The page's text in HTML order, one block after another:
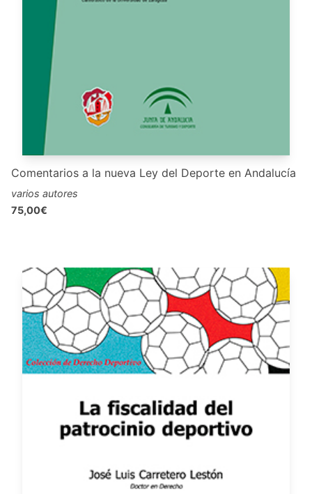
Comentarios a la nueva Ley del Deporte en Andalucía
varios autores
75,00€